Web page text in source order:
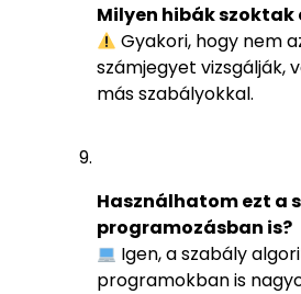
Milyen hibák
Gyakori, hogy nem
számjegyet vizsgálják,
más szabályokkal.
Használhatom ezt a
programozásban is?
Igen, a szabály
programokban is